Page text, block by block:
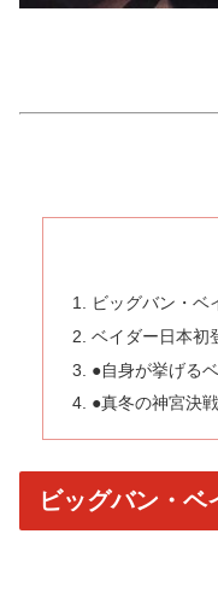
ビッグバン・ベ
ベイダー日本初
●自身が挙げる
●真冬の神宮決
ビッグバン・ベ